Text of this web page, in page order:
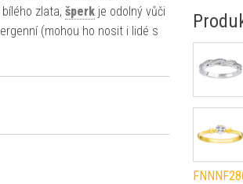
zlata, šperkje odolný vůči
(mohou ho nosit i lidé s